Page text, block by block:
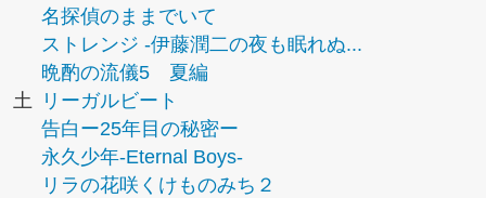
名探偵のままでいて
ストレンジ -伊藤潤二の夜も眠れぬ...
晩酌の流儀5 夏編
土
リーガルビート
告白ー25年目の秘密ー
永久少年-Eternal Boys-
リラの花咲くけものみち２